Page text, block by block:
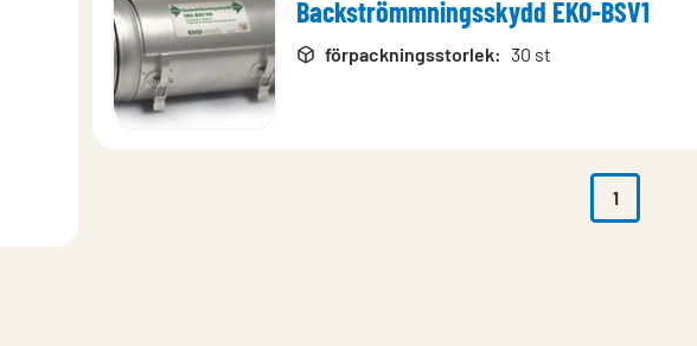
Backströmmningsskydd EKO-BSV1
förpackningsstorlek: 30 st
1